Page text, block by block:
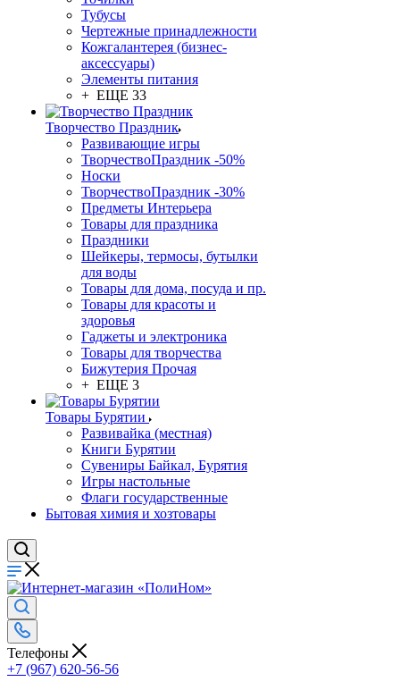
Тубусы
Чертежные принадлежности
Кожгалантерея (бизнес-
аксессуары)
Элементы питания
+ ЕЩЕ 33
Творчество Праздник
Развивающие игры
ТворчествоПраздник -50%
Носки
ТворчествоПраздник -30%
Предметы Интерьера
Товары для праздника
Праздники
Шейкеры, термосы, бутылки
для воды
Товары для дома, посуда и пр.
Товары для красоты и
здоровья
Гаджеты и электроника
Товары для творчества
Бижутерия Прочая
+ ЕЩЕ 3
Товары Бурятии
Развивайка (местная)
Книги Бурятии
Сувениры Байкал, Бурятия
Игры настольные
Флаги государственные
Бытовая химия и хозтовары
Телефоны
+7 (967) 620-56-56